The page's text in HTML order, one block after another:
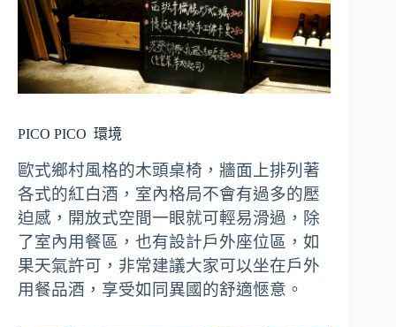
PICO PICO 環境
歐式鄉村風格的木頭桌椅，牆面上排列著
各式的紅白酒，室內格局不會有過多的壓
迫感，開放式空間一眼就可輕易滑過，除
了室內用餐區，也有設計戶外座位區，如
果天氣許可，非常建議大家可以坐在戶外
用餐品酒，享受如同異國的舒適愜意。